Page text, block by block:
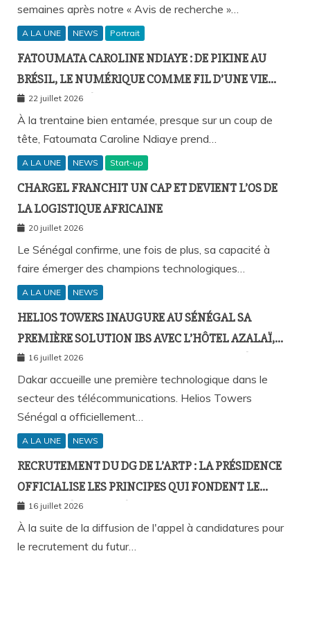
semaines après notre « Avis de recherche »…
A LA UNE NEWS Portrait
FATOUMATA CAROLINE NDIAYE : DE PIKINE AU
BRÉSIL, LE NUMÉRIQUE COMME FIL D’UNE VIE
SANS FRONTIÈRES
22 juillet 2026
À la trentaine bien entamée, presque sur un coup de
tête, Fatoumata Caroline Ndiaye prend…
A LA UNE NEWS Start-up
CHARGEL FRANCHIT UN CAP ET DEVIENT L’OS DE
LA LOGISTIQUE AFRICAINE
20 juillet 2026
Le Sénégal confirme, une fois de plus, sa capacité à
faire émerger des champions technologiques…
A LA UNE NEWS
HELIOS TOWERS INAUGURE AU SÉNÉGAL SA
PREMIÈRE SOLUTION IBS AVEC L’HÔTEL AZALAÏ,
NOUVEAU STANDARD DE LA CONNECTIVITÉ
MOBILE À L’INTÉRIEUR DES BÂTIMENTS
16 juillet 2026
Dakar accueille une première technologique dans le
secteur des télécommunications. Helios Towers
Sénégal a officiellement…
A LA UNE NEWS
RECRUTEMENT DU DG DE L’ARTP : LA PRÉSIDENCE
OFFICIALISE LES PRINCIPES QUI FONDENT LE
RECOURS À L’APPEL À CANDIDATURES
16 juillet 2026
À la suite de la diffusion de l'appel à candidatures pour
le recrutement du futur…